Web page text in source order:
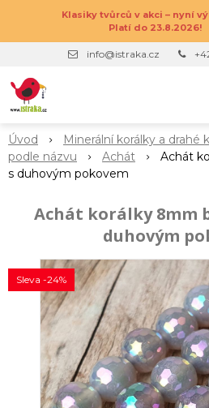
Klasiky tvůrců v akci – nyní
Platí do 23.8.2026!
info@istraka.cz
Úvod Minerální korálky a drahé
podle názvu
Achát
Achát
s duhovým pokovem
Achát korálky 8mm
duhovým
Sleva -24%